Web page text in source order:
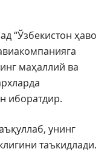
“Ўзбекистон ҳаво
маҳаллий ва
иборатдир.
унинг
таъкидлади.